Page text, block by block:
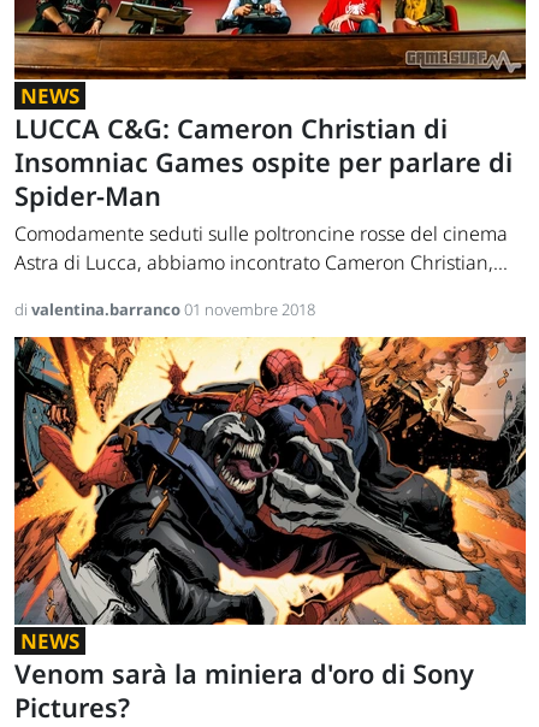
NEWS
LUCCA C&G: Cameron Christian di
Insomniac Games ospite per parlare di
Spider-Man
Comodamente seduti sulle poltroncine rosse del cinema
Astra di Lucca, abbiamo incontrato Cameron Christian,...
di valentina.barranco01 novembre 2018
NEWS
Venom sarà la miniera d'oro di Sony
Pictures?